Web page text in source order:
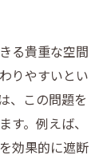
る貴重な空間
りやすいとい
、この問題を
す。例えば、
効果的に遮断